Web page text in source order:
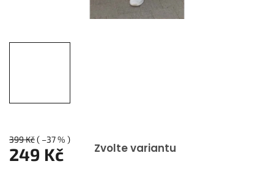
399 Kč ( –37 % )
249 Kč Zvolte variantu